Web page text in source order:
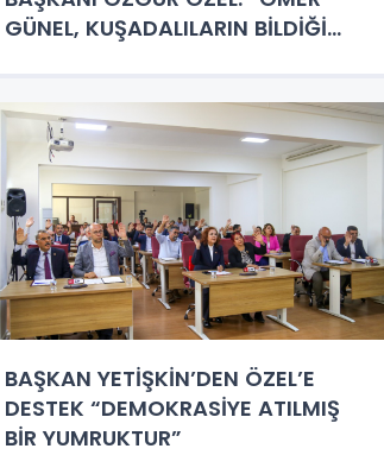
GÜNEL, KUŞADALILARIN BİLDİĞİ
BUNLARI YAPMAYI SİYASİ PAZARLIK
KONUSU YAPAN TOPUKLAYANI DA
BİLDİĞİ GİBİ YAPACAK
BAŞKAN YETİŞKİN’DEN ÖZEL’E
DESTEK “DEMOKRASİYE ATILMIŞ
BİR YUMRUKTUR”